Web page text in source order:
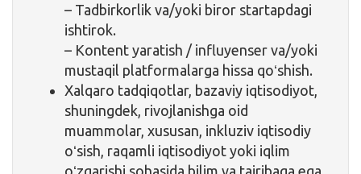
– Tadbirkorlik va/yoki biror startapdagi
ishtirok.
– Kontent yaratish / influyenser va/yoki
mustaqil platformalarga hissa qoʻshish.
Xalqaro tadqiqotlar, bazaviy iqtisodiyot,
shuningdek, rivojlanishga oid
muammolar, xususan, inkluziv iqtisodiy
oʻsish, raqamli iqtisodiyot yoki iqlim
oʻzgarishi sohasida bilim va tajribaga ega